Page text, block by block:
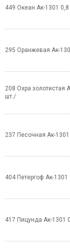
449 Океан Ак-1301
295 Оранжевая Ак-
208 Охра золотистая
шт./
237 Песочная Ак-
404 Петергоф Ак-1301
417 Пицунда Ак-1301